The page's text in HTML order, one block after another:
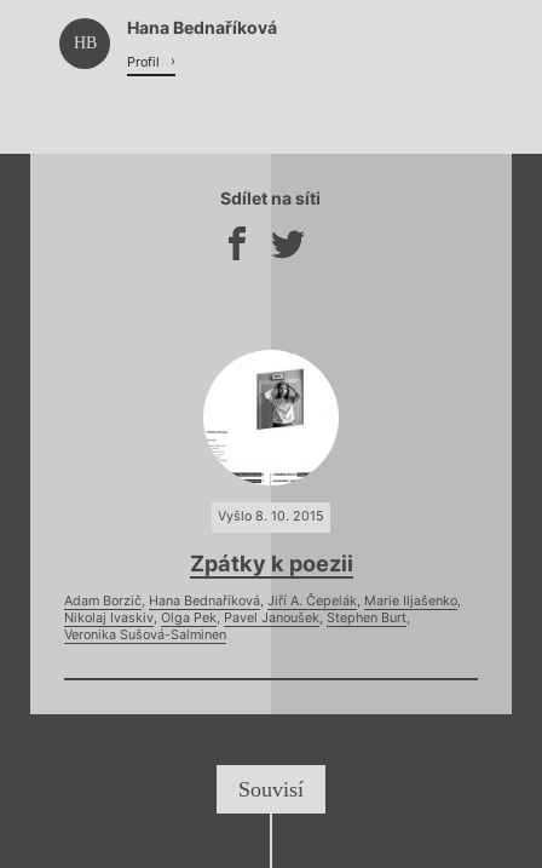
Načítá se.
HB
Hana Bednaříková
Profil
Sdílet na síti
Vyšlo 8. 10. 2015
Zpátky k poezii
Adam Borzič, Hana Bednaříková, Jiří A. Čepelák, Marie Iljašenko,
Nikolaj Ivaskiv, Olga Pek, Pavel Janoušek, Stephen Burt,
Veronika Sušová-Salminen
Souvisí